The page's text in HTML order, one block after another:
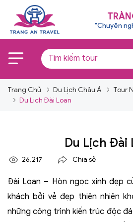
"Chuyên
Trang Chủ Du Lịch Châu Á
Tour
Du Lịch Đài Loan
Du Lịch Đài
26,217 Chia sẻ
Đài Loan – Hòn ngọc xinh đẹp
khách bởi vẻ đẹp thiên nhiên
những công trình kiến trúc độc